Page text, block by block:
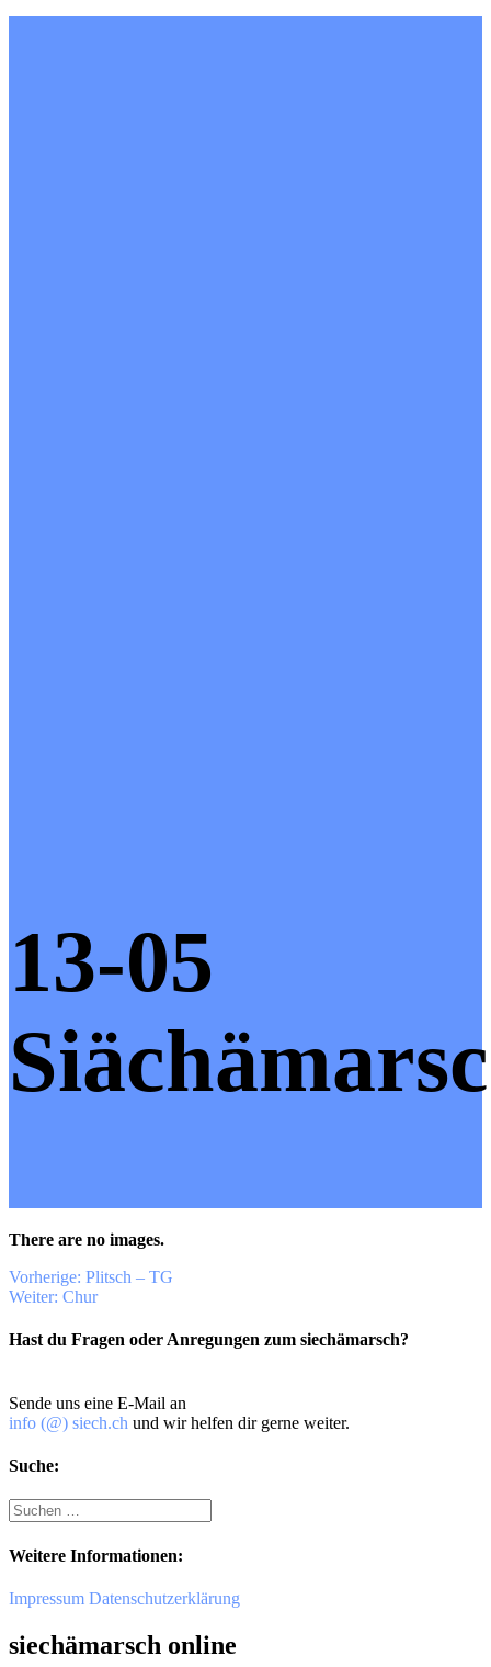
13-05
There are no images.
Beitragsnavigation
Vorherige: Vorheriger
Beitrag:
Plitsch – TG
Weiter: Nächster
Chur
Hast du Fragen oder Anregungen zum siechämarsch?
Sende uns eine E-Mail an
info (@) siech.ch und wir helfen dir gerne weiter.
Suche:
Suche
nach:
Weitere Informationen:
Impressum Datenschutzerklärung
siechämarsch online